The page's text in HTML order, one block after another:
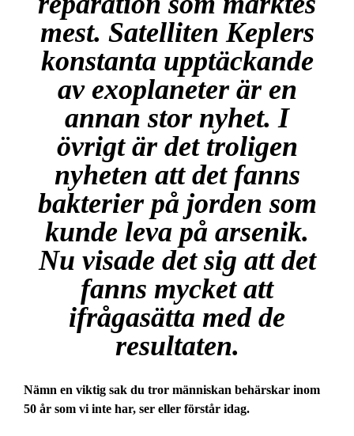
mest. Satelliten Keplers
konstanta upptäckande
av exoplaneter är en
annan stor nyhet. I
övrigt är det troligen
nyheten att det fanns
bakterier på jorden som
kunde leva på arsenik.
Nu visade det sig att det
fanns mycket att
ifrågasätta med de
resultaten.
Nämn en viktig sak du tror människan behärskar inom
50 år som vi inte har, ser eller förstår idag.